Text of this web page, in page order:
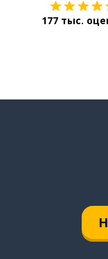
177 тыс.